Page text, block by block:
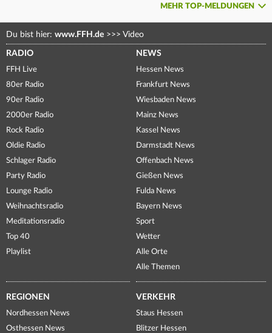
MEHR TOP-MELDUNGEN
Du bist hier: www.FFH.de >>> Video
RADIO
FFH Live
80er Radio
90er Radio
2000er Radio
Rock Radio
Oldie Radio
Schlager Radio
Party Radio
Lounge Radio
Weihnachtsradio
Meditationsradio
Top 40
Playlist
NEWS
Hessen News
Frankfurt News
Wiesbaden News
Mainz News
Kassel News
Darmstadt News
Offenbach News
Gießen News
Fulda News
Bayern News
Sport
Wetter
Alle Orte
Alle Themen
REGIONEN
Nordhessen News
Osthessen News
VERKEHR
Staus Hessen
Blitzer Hessen